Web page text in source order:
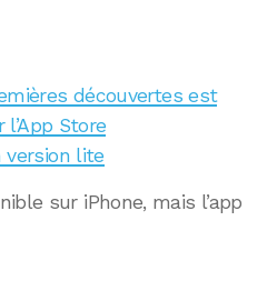
découvertes est
Store
lite
sur iPhone, mais l’app